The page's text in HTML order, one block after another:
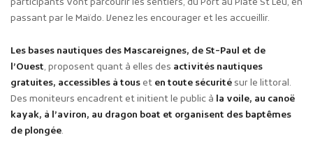
participants vont parcourir les sentiers, du Port au Plate St Leu, en
passant par le Maïdo. Venez les encourager et les accueillir.
Les bases nautiques des Mascareignes, de St-Paul et de
l’Ouest, proposent quant à elles des activités nautiques
gratuites, accessibles à touset en toute sécurité sur le littoral.
Des moniteurs encadrent et initient le public à la voile, au canoë
kayak, à l’aviron, au dragon boat et organisent des baptêmes
de plongée.